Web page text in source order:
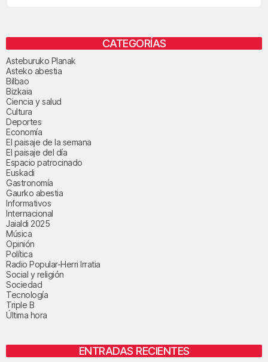
CATEGORÍAS
Asteburuko Planak
Asteko abestia
Bilbao
Bizkaia
Ciencia y salud
Cultura
Deportes
Economía
El paisaje de la semana
El paisaje del día
Espacio patrocinado
Euskadi
Gastronomía
Gaurko abestia
Informativos
Internacional
Jaialdi 2025
Música
Opinión
Política
Radio Popular-Herri Irratia
Social y religión
Sociedad
Tecnología
Triple B
Última hora
ENTRADAS RECIENTES